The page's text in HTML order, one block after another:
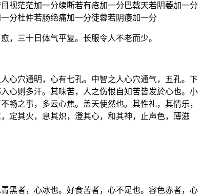
视茫茫加一分续断若有疮加一分巴戟天若阴萎加一分
分杜仲若肠绝痛加一分徒蓉若阴痿加一分
，三十日体气平复。长服令人不老而少。
心穴通明，心有七孔。中智之人心穴通气，五孔。下
心则多汗。其味苦，人之伤恨自知苦皆发於心也。小
畅之事，多云心焦。盖天使然也。其性礼，其情乐，
定其火，息其炽，澄其心，和其神，止声色，薄滋
黑者，心冰也。好食苦者，心不足也。容色赤者，心